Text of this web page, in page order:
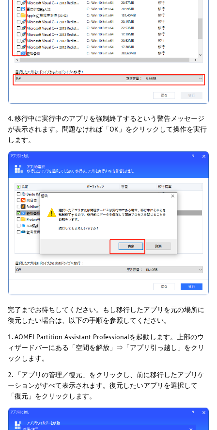
4. 移行中に実行中のアプリを強制終了するという警告メッセージ
が表示されます。問題なければ「OK」をクリックして操作を実行
します。
完了までお待ちしてください。もし移行したアプリを元の場所に
復元したい場合は、以下の手順を参照してください。
1. AOMEI Partition Assistant Professionalを起動します。上部のウ
ィザードバーにある「空間を解放」⇒「アプリ引っ越し」をクリ
ックします。
2. 「アプリの管理／復元」をクリックし、前に移行したアプリケ
ーションがすべて表示されます。復元したいアプリを選択して
「復元」をクリックします。